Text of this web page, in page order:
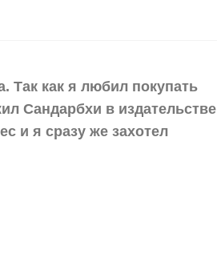
Так как я любил покупать
Сандарбхи в издательстве
и я сразу же захотел